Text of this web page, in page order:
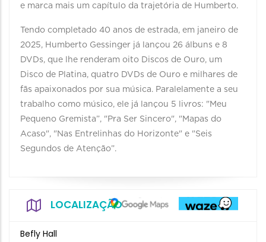
e marca mais um capítulo da trajetória de Humberto.
Tendo completado 40 anos de estrada, em janeiro de
2025, Humberto Gessinger já lançou 26 álbuns e 8
DVDs, que lhe renderam oito Discos de Ouro, um
Disco de Platina, quatro DVDs de Ouro e milhares de
fãs apaixonados por sua música. Paralelamente a seu
trabalho como músico, ele já lançou 5 livros: "Meu
Pequeno Gremista”, "Pra Ser Sincero", "Mapas do
Acaso", "Nas Entrelinhas do Horizonte" e "Seis
Segundos de Atenção”.
LOCALIZAÇÃO
Befly Hall